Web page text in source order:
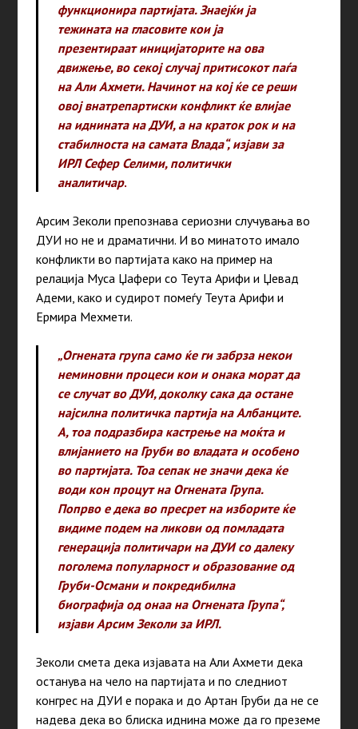
функционира партијата. Знаејќи ја
тежината на гласовите кои ја
презентираат иницијаторите на ова
движење, во секој случај притисокот паѓа
на Али Ахмети. Начинот на кој ќе се реши
овој внатрепартиски конфликт ќе влијае
на иднината на ДУИ, а на краток рок и на
стабилноста на самата Влада“, изјави за
ИРЛ Сефер Селими, политички
аналитичар.
Арсим Зеколи препознава сериозни случувања во
ДУИ но не и драматични. И во минатото имало
конфликти во партијата како на пример на
релација Муса Џафери со Теута Арифи и Џевад
Адеми, како и судирот помеѓу Теута Арифи и
Ермира Мехмети.
„Огнената група само ќе ги забрза некои
неминовни процеси кои и онака морат да
се случат во ДУИ, доколку сака да остане
најсилна политичка партија на Албанците.
А, тоа подразбира кастрење на моќта и
влијанието на Груби во владата и особено
во партијата. Тоа сепак не значи дека ќе
води кон процут на Огнената Група.
Попрво е дека во пресрет на изборите ќе
видиме подем на ликови од помладата
генерација политичари на ДУИ со далеку
поголема популарност и образование од
Груби-Османи и покредибилна
биографија од онаа на Огнената Група“,
изјави Арсим Зеколи за ИРЛ.
Зеколи смета дека изјавата на Али Ахмети дека
останува на чело на партијата и по следниот
конгрес на ДУИ е порака и до Артан Груби да не се
надева дека во блиска иднина може да го преземе